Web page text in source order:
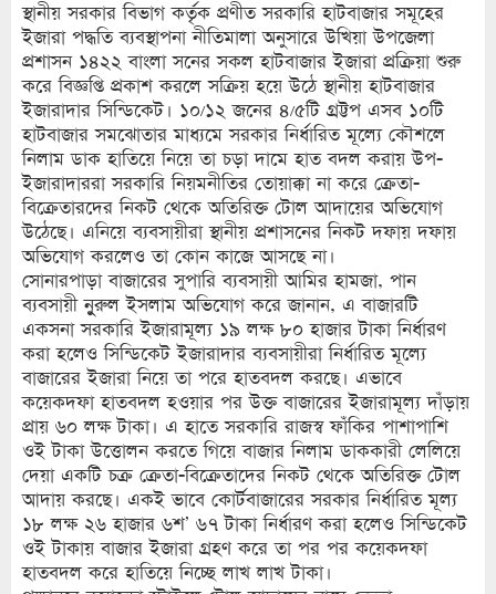
স্থানীয় সরকার বিভাগ কর্তৃক প্রণীত সরকারি হাটবাজার সমূহের
ইজারা পদ্ধতি ব্যবস্থাপনা নীতিমালা অনুসারে উখিয়া উপজেলা
প্রশাসন ১৪২২ বাংলা সনের সকল হাটবাজার ইজারা প্রক্রিয়া শুরু
করে বিজ্ঞপ্তি প্রকাশ করলে সক্রিয় হয়ে উঠে স্থানীয় হাটবাজার
ইজারাদার সিন্ডিকেট। ১০/১২ জনের ৪/৫টি গ্রট্টপ এসব ১০টি
হাটবাজার সমঝোতার মাধ্যমে সরকার নির্ধারিত মূল্যে কৌশলে
নিলাম ডাক হাতিয়ে নিয়ে তা চড়া দামে হাত বদল করায় উপ-
ইজারাদাররা সরকারি নিয়মনীতির তোয়াক্কা না করে ক্রেতা-
বিক্রেতারদের নিকট থেকে অতিরিক্ত টোল আদায়ের অভিযোগ
উঠেছে। এনিয়ে ব্যবসায়ীরা স্থানীয় প্রশাসনের নিকট দফায় দফায়
অভিযোগ করলেও তা কোন কাজে আসছে না।
সোনারপাড়া বাজারের সুপারি ব্যবসায়ী আমির হামজা, পান
ব্যবসায়ী নুুরুল ইসলাম অভিযোগ করে জানান, এ বাজারটি
একসনা সরকারি ইজারামূল্য ১৯ লক্ষ ৮০ হাজার টাকা নির্ধারণ
করা হলেও সিন্ডিকেট ইজারাদার ব্যবসায়ীরা নির্ধারিত মূল্যে
বাজারের ইজারা নিয়ে তা পরে হাতবদল করছে। এভাবে
কয়েকদফা হাতবদল হওয়ার পর উক্ত বাজারের ইজারামূল্য দাঁড়ায়
প্রায় ৬০ লক্ষ টাকা। এ হাতে সরকারি রাজস্ব ফাঁকির পাশাপাশি
ওই টাকা উত্তোলন করতে গিয়ে বাজার নিলাম ডাককারী লেলিয়ে
দেয়া একটি চক্র ক্রেতা-বিক্রেতাদের নিকট থেকে অতিরিক্ত টোল
আদায় করছে। একই ভাবে কোর্টবাজারের সরকার নির্ধারিত মূল্য
১৮ লক্ষ ২৬ হাজার ৬শ’ ৬৭ টাকা নির্ধারণ করা হলেও সিন্ডিকেট
ওই টাকায় বাজার ইজারা গ্রহণ করে তা পর পর কয়েকদফা
হাতবদল করে হাতিয়ে নিচ্ছে লাখ লাখ টাকা।